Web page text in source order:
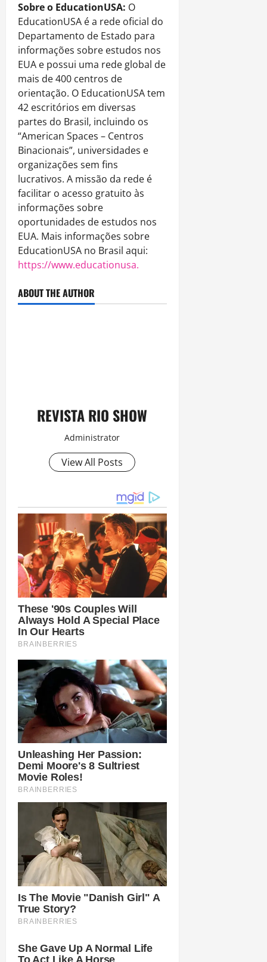
Sobre o EducationUSA: O
EducationUSA é a rede oficial do
Departamento de Estado para
informações sobre estudos nos
EUA e possui uma rede global de
mais de 400 centros de
orientação. O EducationUSA tem
42 escritórios em diversas
partes do Brasil, incluindo os
“American Spaces – Centros
Binacionais”, universidades e
organizações sem fins
lucrativos. A missão da rede é
facilitar o acesso gratuito às
informações sobre
oportunidades de estudos nos
EUA. Mais informações sobre
EducationUSA no Brasil aqui:
https://www.educationusa.
ABOUT THE AUTHOR
REVISTA RIO SHOW
Administrator
View All Posts